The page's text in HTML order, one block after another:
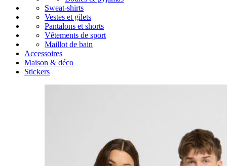
Sweat-shirts
Vestes et gilets
Pantalons et shorts
Vêtements de sport
Maillot de bain
Accessoires
Maison & déco
Stickers